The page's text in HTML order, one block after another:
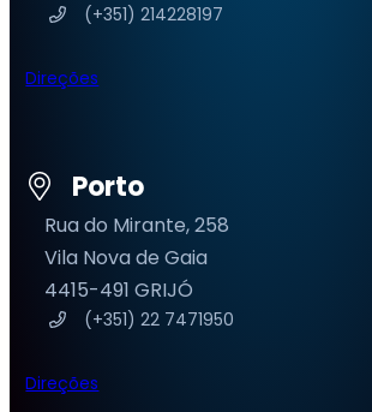
(+351) 214228197
Direções
Porto
Rua do Mirante, 258
Vila Nova de Gaia
4415-491 GRIJÓ
(+351) 22 7471950
Direções